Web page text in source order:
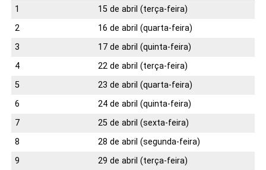
1
15 de abril (terça-feira)
2
16 de abril (quarta-feira)
3
17 de abril (quinta-feira)
4
22 de abril (terça-feira)
5
23 de abril (quarta-feira)
6
24 de abril (quinta-feira)
7
25 de abril (sexta-feira)
8
28 de abril (segunda-feira)
9
29 de abril (terça-feira)